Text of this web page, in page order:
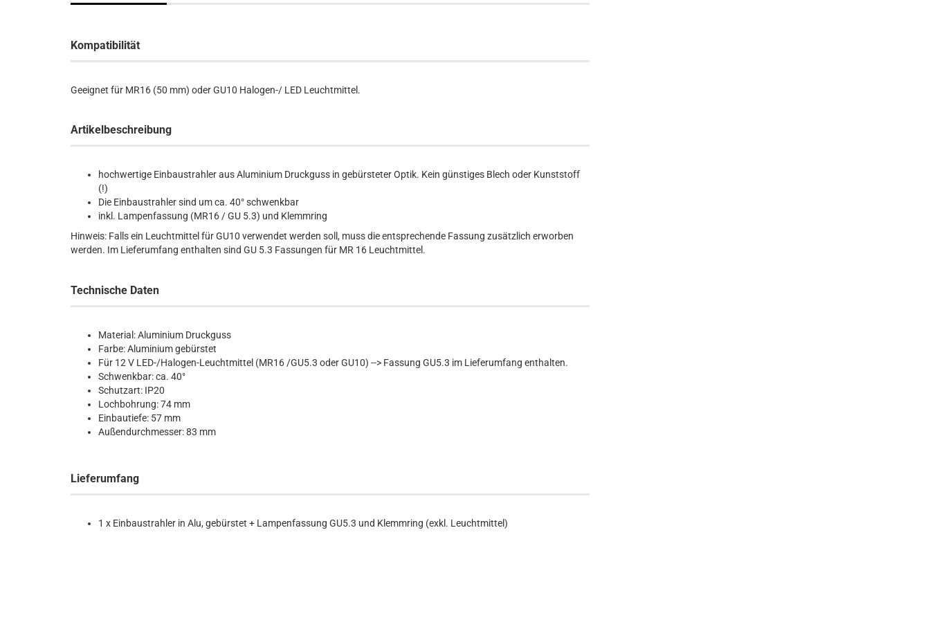
Kompatibilität
Geeignet für MR16 (50 mm) oder GU10 Halogen-/ LED Leuchtmittel.
Artikelbeschreibung
hochwertige Einbaustrahler aus Aluminium Druckguss in gebürsteter Optik. Kein günstiges Blech oder Kunststoff
(!)
Die Einbaustrahler sind um ca. 40° schwenkbar
inkl. Lampenfassung (MR16 / GU 5.3) und Klemmring
Hinweis: Falls ein Leuchtmittel für GU10 verwendet werden soll, muss die entsprechende Fassung zusätzlich erworben
werden. Im Lieferumfang enthalten sind GU 5.3 Fassungen für MR 16 Leuchtmittel.
Technische Daten
Material: Aluminium Druckguss
Farbe: Aluminium gebürstet
Für 12 V LED-/Halogen-Leuchtmittel (MR16 /GU5.3 oder GU10) --> Fassung GU5.3 im Lieferumfang enthalten.
Schwenkbar: ca. 40°
Schutzart: IP20
Lochbohrung: 74 mm
Einbautiefe: 57 mm
Außendurchmesser: 83 mm
Lieferumfang
1 x Einbaustrahler in Alu, gebürstet + Lampenfassung GU5.3 und Klemmring (exkl. Leuchtmittel)